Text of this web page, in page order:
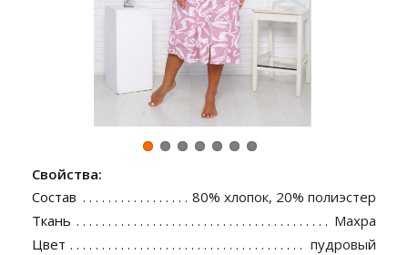
Свойства:
Состав
80% хлопок, 20% полиэстер
Ткань
Махра
Цвет
пудровый